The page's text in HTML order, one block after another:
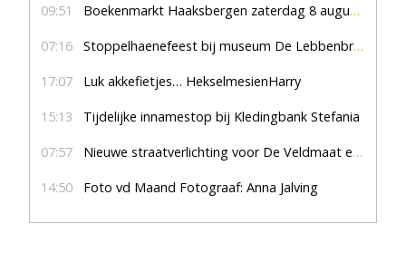
09:51 Boekenmarkt Haaksbergen zaterdag 8 augustus, marktplein Haaksbergen
07:16 Stoppelhaenefeest bij museum De Lebbenbrugge
17:07 Luk akkefietjes… HekselmesienHarry
15:13 Tijdelijke innamestop bij Kledingbank Stefania
07:57 Nieuwe straatverlichting voor De Veldmaat en De Pas
14:50 Foto vd Maand Fotograaf: Anna Jalving